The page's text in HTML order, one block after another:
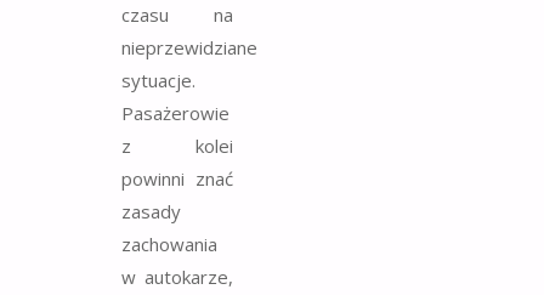
czasu na
nieprzewidziane
sytuacje.
Pasażerowie
z kolei
powinni znać
zasady
zachowania
w autokarze,